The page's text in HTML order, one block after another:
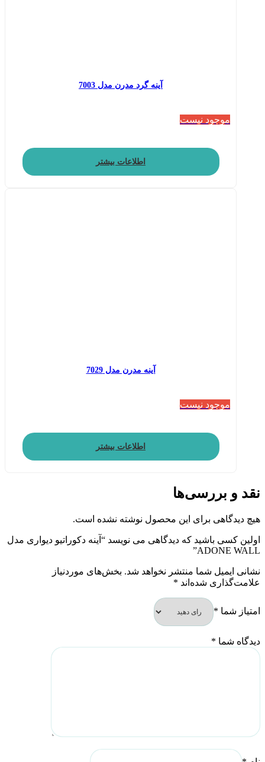
آینه گرد مدرن مدل 7003
موجود نیست
اطلاعات بیشتر
آینه مدرن مدل 7029
موجود نیست
اطلاعات بیشتر
نقد و بررسی‌ها
هیچ دیدگاهی برای این محصول نوشته نشده است.
اولین کسی باشید که دیدگاهی می نویسد “آینه دکوراتیو دیواری مدل
ADONE WALL”
نشانی ایمیل شما منتشر نخواهد شد. بخش‌های موردنیاز
علامت‌گذاری شده‌اند *
امتیاز شما *
دیدگاه شما *